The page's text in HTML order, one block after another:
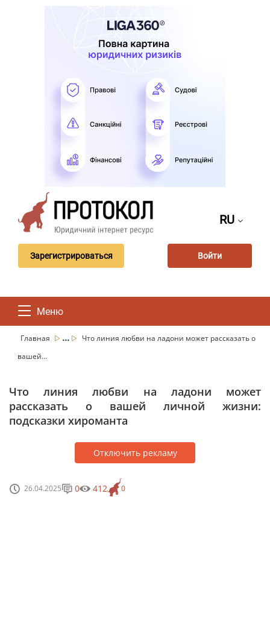
RU
Зарегистрироваться Войти
Меню
Главная ...
Что линия любви на ладони может рассказать о
вашей...
Что линия любви на ладони может
рассказать о вашей личной жизни:
подсказки хироманта
Отключить рекламу
26.04.2025 0
0 412